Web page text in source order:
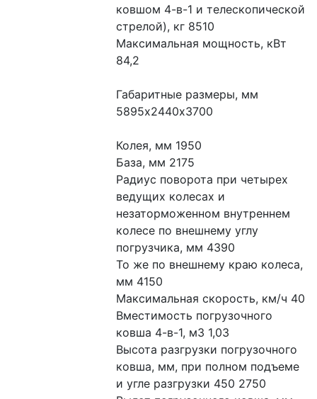
ковшом 4-в-1 и телескопической
стрелой), кг 8510
Максимальная мощность, кВт
84,2
Габаритные размеры, мм
5895х2440х3700
Колея, мм 1950
База, мм 2175
Радиус поворота при четырех
ведущих колесах и
незаторможенном внутреннем
колесе по внешнему углу
погрузчика, мм 4390
То же по внешнему краю колеса,
мм 4150
Максимальная скорость, км/ч 40
Вместимость погрузочного
ковша 4-в-1, м3 1,03
Высота разгрузки погрузочного
ковша, мм, при полном подъеме
и угле разгрузки 450 2750